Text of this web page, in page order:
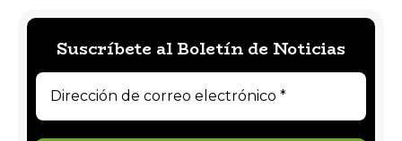
Suscríbete al Boletín de Noticias